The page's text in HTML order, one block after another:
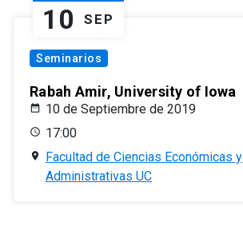
10 SEP
Seminarios
Rabah Amir, University of Iowa
10 de Septiembre de 2019
17:00
Facultad de Ciencias Económicas y
Administrativas UC